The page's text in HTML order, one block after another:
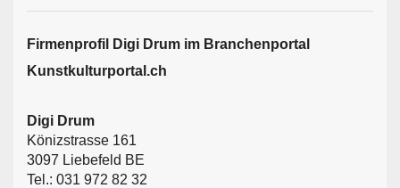
Firmen­profil Digi Drum im Branchen­portal
Kunstkulturportal.ch
Digi Drum
Könizstrasse 161
3097 Liebefeld BE
Tel.: 031 972 82 32